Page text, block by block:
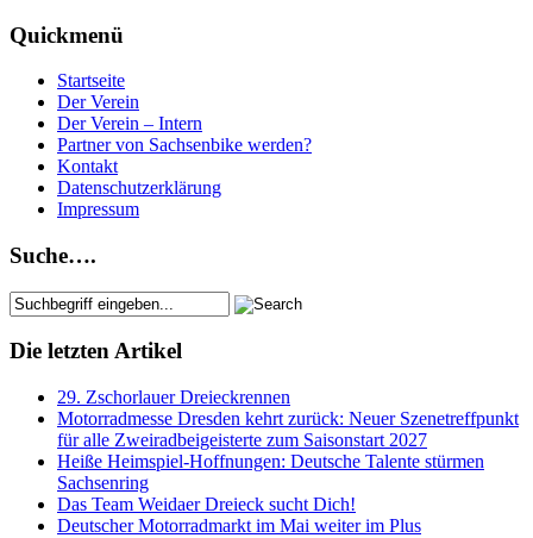
Quickmenü
Startseite
Der Verein
Der Verein – Intern
Partner von Sachsenbike werden?
Kontakt
Datenschutzerklärung
Impressum
Suche….
Die letzten Artikel
29. Zschorlauer Dreieckrennen
Motorradmesse Dresden kehrt zurück: Neuer Szenetreffpunkt
für alle Zweiradbeigeisterte zum Saisonstart 2027
Heiße Heimspiel-Hoffnungen: Deutsche Talente stürmen
Sachsenring
Das Team Weidaer Dreieck sucht Dich!
Deutscher Motorradmarkt im Mai weiter im Plus